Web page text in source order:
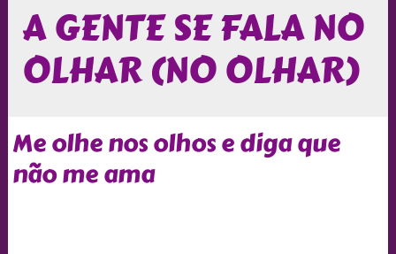
A GENTE SE FALA NO
OLHAR (NO OLHAR)
Me olhe nos olhos e diga que
não me ama